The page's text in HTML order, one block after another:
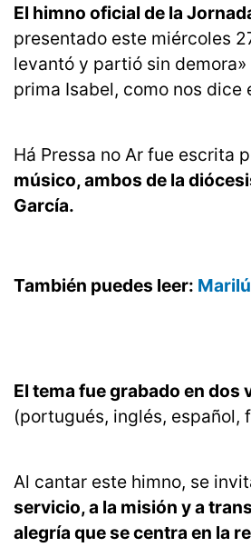
El himno oficial de la
presentado este miércoles
levantó y partió sin
prima Isabel, como nos dice
Há Pressa no Ar fue
músico, ambos de la
García.
También puedes leer:
El tema fue grabado en
(portugués, inglés, español,
Al cantar este himno, se
servicio, a la misión y a
alegría que se centra en la